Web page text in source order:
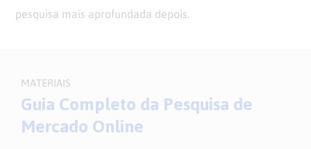
pesquisa mais aprofundada depois.
MATERIAIS
Guia Completo da Pesquisa de
Mercado Online